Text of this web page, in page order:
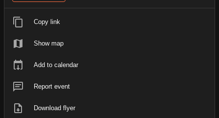
Copy link
Show map
Add to calendar
Report event
Download flyer